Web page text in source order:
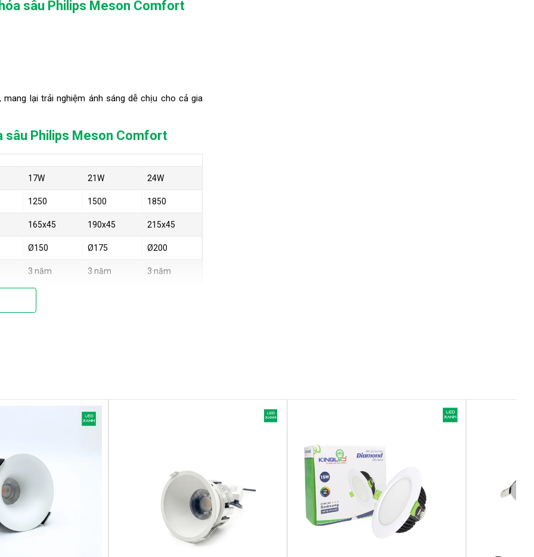
sâu Philips Meson Comfort
, mang lại trải nghiệm ánh sáng dễ chịu cho cả gia
sâu Philips Meson Comfort
17W 21W 24W
1250 1500 1850
165x45 190x45 215x45
Ø150 Ø175 Ø200
3 năm 3 năm 3 năm
toàn
ra ổn định kể cả khi điện áp đầu vào thay đổi,
Nếu sử dụng chiết áp sẽ gây ảnh hưởng không
nước hắt vào hoặc độ ẩm quá cao như phòng tắm
50 độ C. Chỉ lắp đặt đèn ở môi trường trong nhà